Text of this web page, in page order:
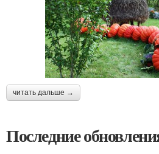
читать дальше →
Последние